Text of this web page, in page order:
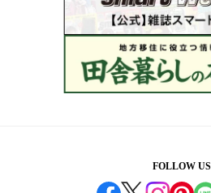
FOLLOW US